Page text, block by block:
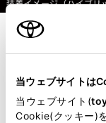
当ウェブサイトは
当ウェブサイト(
Cookie(クッキー)
セット
8
GRパ
ジ